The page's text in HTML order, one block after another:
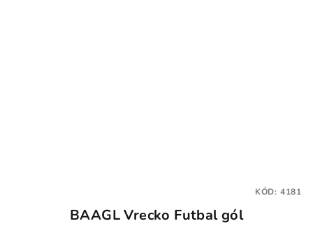
BAAGL Vrecko Futbal gól
KÓD: 4181